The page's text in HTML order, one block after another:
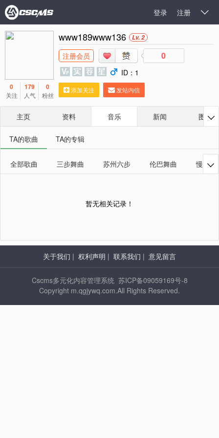

注册
登录
0
关注
179
人气
0
粉丝
www189www136 Lv. 2
注册会员 0
ID：1
添加关注 发站内信
主页 资料 音乐 新闻 图库
TA的歌曲 TA的专辑
全部歌曲 三步舞曲 苏州六步 伦巴舞曲 慢四舞

暂无相关记录！
关于我们 | 权利声明 | 联系我们 | 意见留言
Cscms多元化内容管理系统 苏ICP备09059169号-8
Copyright m.qgjywq.com.All Rights Reserved.